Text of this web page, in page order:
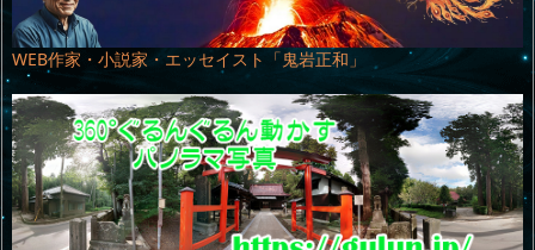
WEB作家・小説家・エッセイスト「鬼岩正和」